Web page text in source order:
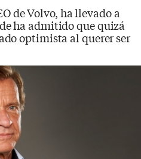
de Volvo, ha llevado a
ha admitido que quizá
optimista al querer ser